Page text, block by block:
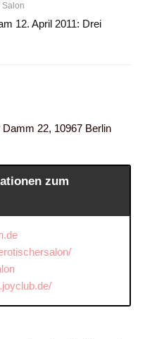
Salon
12. April 2011: Drei
22, 10967 Berlin
zum